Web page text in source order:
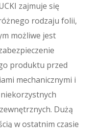
Prawne
Zwierząt
zajmuje się
rodzaju folii,
możliwe jest
produktu przed
mechanicznymi i
niekorzystnych
Dużą
w ostatnim czasie